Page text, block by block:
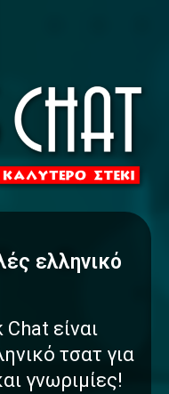
ές ελληνικό
είναι
τσατ για
γνωριμίες!